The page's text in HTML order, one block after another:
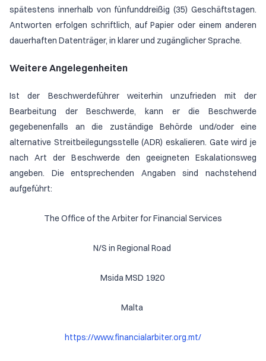
spätestens innerhalb von fünfunddreißig (35) Geschäftstagen.
Antworten erfolgen schriftlich, auf Papier oder einem anderen
dauerhaften Datenträger, in klarer und zugänglicher Sprache.
Weitere Angelegenheiten
Ist der Beschwerdeführer weiterhin unzufrieden mit der
Bearbeitung der Beschwerde, kann er die Beschwerde
gegebenenfalls an die zuständige Behörde und/oder eine
alternative Streitbeilegungsstelle (ADR) eskalieren. Gate wird je
nach Art der Beschwerde den geeigneten Eskalationsweg
angeben. Die entsprechenden Angaben sind nachstehend
aufgeführt:
The Office of the Arbiter for Financial Services
N/S in Regional Road
Msida MSD 1920
Malta
https://www.financialarbiter.org.mt/